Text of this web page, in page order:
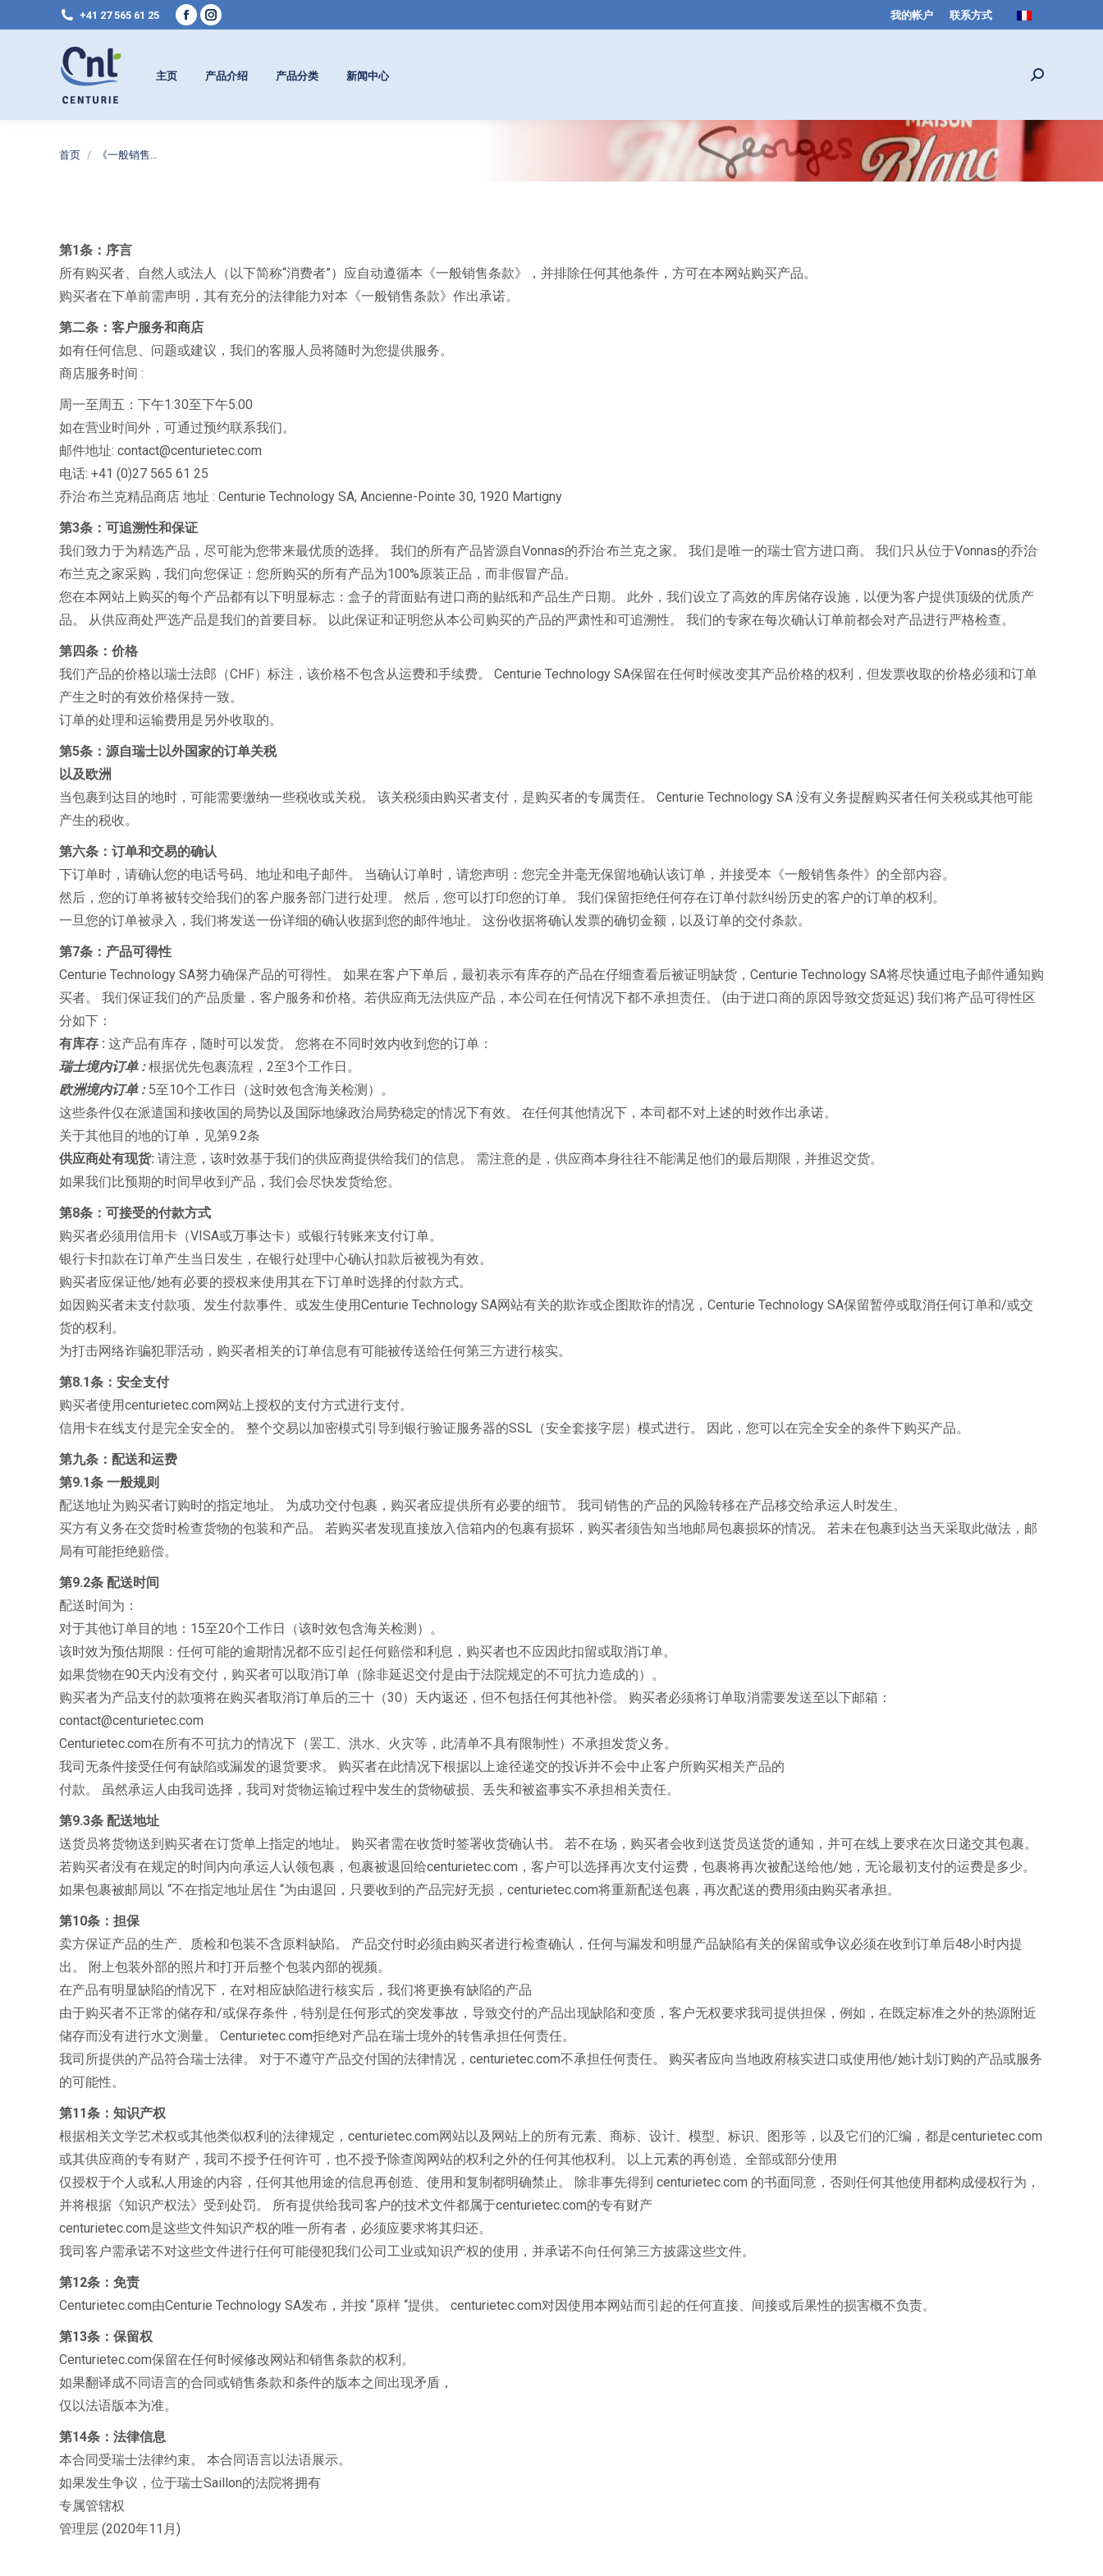
+41 27 565 61 25
Facebook
opens
Instagram
opens
我的帐户 联系方式
主页 产品介绍 产品分类 新闻中心 Search:
您在这里：
首页 《一般销售…
第1条：序言
所有购买者、自然人或法人（以下简称“消费者”）应自动遵循本《一般销售条款》，并排除任何其他条件，方可在本网站购买产品。
购买者在下单前需声明，其有充分的法律能力对本《一般销售条款》作出承诺。
第二条：客户服务和商店
如有任何信息、问题或建议，我们的客服人员将随时为您提供服务。
商店服务时间 :
周一至周五：下午1:30至下午5:00
如在营业时间外，可通过预约联系我们。
邮件地址: contact@centurietec.com
电话: +41 (0)27 565 61 25
乔治·布兰克精品商店 地址 : Centurie Technology SA, Ancienne-Pointe 30, 1920 Martigny
第3条：可追溯性和保证
我们致力于为精选产品，尽可能为您带来最优质的选择。 我们的所有产品皆源自Vonnas的乔治·布兰克之家。 我们是唯一的瑞士官方进口商。 我们只从位于Vonnas的乔治·
布兰克之家采购，我们向您保证：您所购买的所有产品为100%原装正品，而非假冒产品。
您在本网站上购买的每个产品都有以下明显标志：盒子的背面贴有进口商的贴纸和产品生产日期。 此外，我们设立了高效的库房储存设施，以便为客户提供顶级的优质产
品。 从供应商处严选产品是我们的首要目标。 以此保证和证明您从本公司购买的产品的严肃性和可追溯性。 我们的专家在每次确认订单前都会对产品进行严格检查。
第四条：价格
我们产品的价格以瑞士法郎（CHF）标注，该价格不包含从运费和手续费。 Centurie Technology SA保留在任何时候改变其产品价格的权利，但发票收取的价格必须和订单
产生之时的有效价格保持一致。
订单的处理和运输费用是另外收取的。
第5条：源自瑞士以外国家的订单关税
以及欧洲
当包裹到达目的地时，可能需要缴纳一些税收或关税。 该关税须由购买者支付，是购买者的专属责任。 Centurie Technology SA 没有义务提醒购买者任何关税或其他可能
产生的税收。
第六条：订单和交易的确认
下订单时，请确认您的电话号码、地址和电子邮件。 当确认订单时，请您声明：您完全并毫无保留地确认该订单，并接受本《一般销售条件》的全部内容。
然后，您的订单将被转交给我们的客户服务部门进行处理。 然后，您可以打印您的订单。 我们保留拒绝任何存在订单付款纠纷历史的客户的订单的权利。
一旦您的订单被录入，我们将发送一份详细的确认收据到您的邮件地址。 这份收据将确认发票的确切金额，以及订单的交付条款。
第7条：产品可得性
Centurie Technology SA努力确保产品的可得性。 如果在客户下单后，最初表示有库存的产品在仔细查看后被证明缺货，Centurie Technology SA将尽快通过电子邮件通知购
买者。 我们保证我们的产品质量，客户服务和价格。若供应商无法供应产品，本公司在任何情况下都不承担责任。 (由于进口商的原因导致交货延迟) 我们将产品可得性区
分如下：
有库存 : 这产品有库存，随时可以发货。 您将在不同时效内收到您的订单：
瑞士境内订单 :根据优先包裹流程，2至3个工作日。
欧洲境内订单 :5至10个工作日（这时效包含海关检测）。
这些条件仅在派遣国和接收国的局势以及国际地缘政治局势稳定的情况下有效。 在任何其他情况下，本司都不对上述的时效作出承诺。
关于其他目的地的订单，见第9.2条
供应商处有现货: 请注意，该时效基于我们的供应商提供给我们的信息。 需注意的是，供应商本身往往不能满足他们的最后期限，并推迟交货。
如果我们比预期的时间早收到产品，我们会尽快发货给您。
第8条：可接受的付款方式
购买者必须用信用卡（VISA或万事达卡）或银行转账来支付订单。
银行卡扣款在订单产生当日发生，在银行处理中心确认扣款后被视为有效。
购买者应保证他/她有必要的授权来使用其在下订单时选择的付款方式。
如因购买者未支付款项、发生付款事件、或发生使用Centurie Technology SA网站有关的欺诈或企图欺诈的情况，Centurie Technology SA保留暂停或取消任何订单和/或交
货的权利。
为打击网络诈骗犯罪活动，购买者相关的订单信息有可能被传送给任何第三方进行核实。
第8.1条：安全支付
购买者使用centurietec.com网站上授权的支付方式进行支付。
信用卡在线支付是完全安全的。 整个交易以加密模式引导到银行验证服务器的SSL（安全套接字层）模式进行。 因此，您可以在完全安全的条件下购买产品。
第九条：配送和运费
第9.1条 一般规则
配送地址为购买者订购时的指定地址。 为成功交付包裹，购买者应提供所有必要的细节。 我司销售的产品的风险转移在产品移交给承运人时发生。
买方有义务在交货时检查货物的包装和产品。 若购买者发现直接放入信箱内的包裹有损坏，购买者须告知当地邮局包裹损坏的情况。 若未在包裹到达当天采取此做法，邮
局有可能拒绝赔偿。
第9.2条 配送时间
配送时间为：
对于其他订单目的地：15至20个工作日（该时效包含海关检测）。
该时效为预估期限：任何可能的逾期情况都不应引起任何赔偿和利息，购买者也不应因此扣留或取消订单。
如果货物在90天内没有交付，购买者可以取消订单（除非延迟交付是由于法院规定的不可抗力造成的）。
购买者为产品支付的款项将在购买者取消订单后的三十（30）天内返还，但不包括任何其他补偿。 购买者必须将订单取消需要发送至以下邮箱：
contact@centurietec.com
Centurietec.com在所有不可抗力的情况下（罢工、洪水、火灾等，此清单不具有限制性）不承担发货义务。
我司无条件接受任何有缺陷或漏发的退货要求。 购买者在此情况下根据以上途径递交的投诉并不会中止客户所购买相关产品的
付款。 虽然承运人由我司选择，我司对货物运输过程中发生的货物破损、丢失和被盗事实不承担相关责任。
第9.3条 配送地址
送货员将货物送到购买者在订货单上指定的地址。 购买者需在收货时签署收货确认书。 若不在场，购买者会收到送货员送货的通知，并可在线上要求在次日递交其包裹。
若购买者没有在规定的时间内向承运人认领包裹，包裹被退回给centurietec.com，客户可以选择再次支付运费，包裹将再次被配送给他/她，无论最初支付的运费是多少。
如果包裹被邮局以 “不在指定地址居住 “为由退回，只要收到的产品完好无损，centurietec.com将重新配送包裹，再次配送的费用须由购买者承担。
第10条：担保
卖方保证产品的生产、质检和包装不含原料缺陷。 产品交付时必须由购买者进行检查确认，任何与漏发和明显产品缺陷有关的保留或争议必须在收到订单后48小时内提
出。 附上包装外部的照片和打开后整个包装内部的视频。
在产品有明显缺陷的情况下，在对相应缺陷进行核实后，我们将更换有缺陷的产品
由于购买者不正常的储存和/或保存条件，特别是任何形式的突发事故，导致交付的产品出现缺陷和变质，客户无权要求我司提供担保，例如，在既定标准之外的热源附近
储存而没有进行水文测量。 Centurietec.com拒绝对产品在瑞士境外的转售承担任何责任。
我司所提供的产品符合瑞士法律。 对于不遵守产品交付国的法律情况，centurietec.com不承担任何责任。 购买者应向当地政府核实进口或使用他/她计划订购的产品或服务
的可能性。
第11条：知识产权
根据相关文学艺术权或其他类似权利的法律规定，centurietec.com网站以及网站上的所有元素、商标、设计、模型、标识、图形等，以及它们的汇编，都是centurietec.com
或其供应商的专有财产，我司不授予任何许可，也不授予除查阅网站的权利之外的任何其他权利。 以上元素的再创造、全部或部分使用
仅授权于个人或私人用途的内容，任何其他用途的信息再创造、使用和复制都明确禁止。 除非事先得到 centurietec.com 的书面同意，否则任何其他使用都构成侵权行为，
并将根据《知识产权法》受到处罚。 所有提供给我司客户的技术文件都属于centurietec.com的专有财产
centurietec.com是这些文件知识产权的唯一所有者，必须应要求将其归还。
我司客户需承诺不对这些文件进行任何可能侵犯我们公司工业或知识产权的使用，并承诺不向任何第三方披露这些文件。
第12条：免责
Centurietec.com由Centurie Technology SA发布，并按 “原样 “提供。 centurietec.com对因使用本网站而引起的任何直接、间接或后果性的损害概不负责。
第13条：保留权
Centurietec.com保留在任何时候修改网站和销售条款的权利。
如果翻译成不同语言的合同或销售条款和条件的版本之间出现矛盾，
仅以法语版本为准。
第14条：法律信息
本合同受瑞士法律约束。 本合同语言以法语展示。
如果发生争议，位于瑞士Saillon的法院将拥有
专属管辖权
管理层 (2020年11月)